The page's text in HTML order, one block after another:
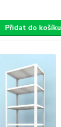
Přidat do košíku